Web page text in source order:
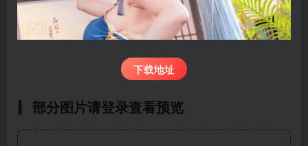
下载地址
部分图片请登录查看预览